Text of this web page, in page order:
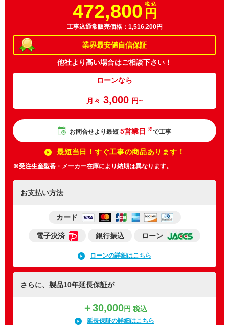
業界最安値自信保証
他社より高い場合はご相談下さい！
472,800 税 込
円
工事込通常販売価格：1,516,200円
ローンなら
月々 3,000 円~
お問合せより最短 5営業日 ※で工事
最短当日！すぐ工事の商品あります！
※受注生産型番・メーカー在庫により納期は異なります。
お支払い方法
カード
電子決済 銀行振込 ローン
ローンの詳細はこちら
さらに、製品10年延長保証が
＋30,000円 税込
延長保証の詳細はこちら